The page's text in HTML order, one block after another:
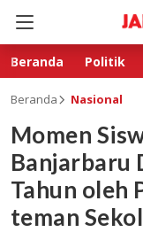
Beranda Politik
Beranda Nasional
Momen
Banjarbaru
Tahun oleh
teman